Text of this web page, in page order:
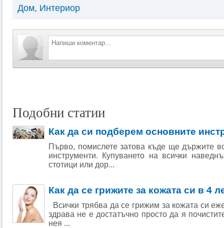
Дом, Интериор
Подобни статии
Как да си подберем основните
Първо, помислете затова къде ще държите
инструменти. Купуването на всички
стотици или дор...
Как да се грижите за кожата си в 4
Всички трябва да се грижим за кожата си
здрава не е достатъчно просто да я
нея ...